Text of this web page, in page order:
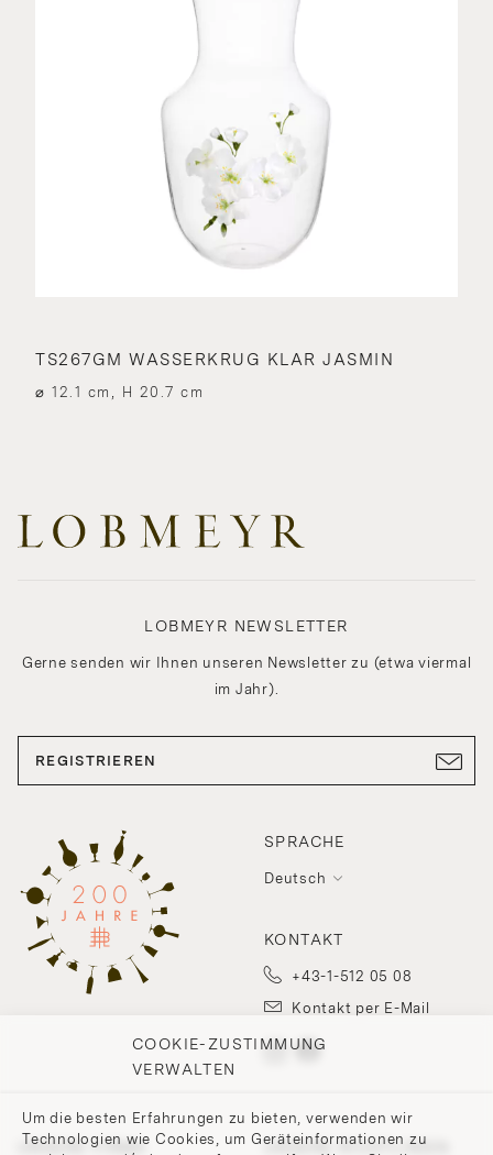
COOKIE-ZUSTIMMUNG
VERWALTEN
Um die besten Erfahrungen zu bieten, verwenden wir
Technologien wie Cookies, um Geräteinformationen zu
TS267GM WASSERKRUG KLAR JASMIN
⌀ 12.1 cm, H 20.7 cm
SPRACHE
Deutsch
KONTAKT
+43-1-512 05 08
Kontakt per E-Mail
UNSERE FIRMA UNSERE RICHTLINIEN
LOBMEYR NEWSLETTER
Gerne senden wir Ihnen unseren Newsletter zu (etwa viermal
im Jahr).
REGISTRIEREN